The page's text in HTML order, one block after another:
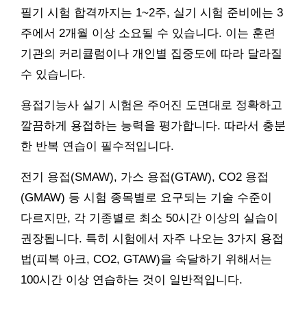
필기 시험 합격까지는 1~2주, 실기 시험 준비에는 3
주에서 2개월 이상 소요될 수 있습니다. 이는 훈련
기관의 커리큘럼이나 개인별 집중도에 따라 달라질
수 있습니다.
용접기능사 실기 시험은 주어진 도면대로 정확하고
깔끔하게 용접하는 능력을 평가합니다. 따라서 충분
한 반복 연습이 필수적입니다.
전기 용접(SMAW), 가스 용접(GTAW), CO2 용접
(GMAW) 등 시험 종목별로 요구되는 기술 수준이
다르지만, 각 기종별로 최소 50시간 이상의 실습이
권장됩니다. 특히 시험에서 자주 나오는 3가지 용접
법(피복 아크, CO2, GTAW)을 숙달하기 위해서는
100시간 이상 연습하는 것이 일반적입니다.